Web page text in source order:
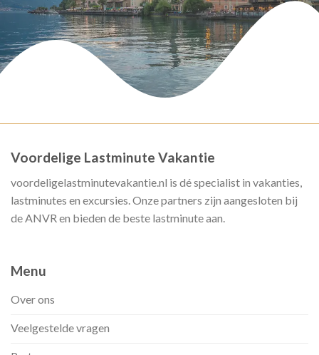
Voordelige Lastminute Vakantie
voordeligelastminutevakantie.nl is dé specialist in vakanties,
lastminutes en excursies. Onze partners zijn aangesloten bij
de ANVR en bieden de beste lastminute aan.
Menu
Over ons
Veelgestelde vragen